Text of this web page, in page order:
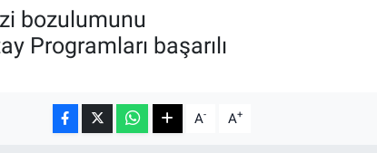
bozulumunu
Programları başarılı
A- A+